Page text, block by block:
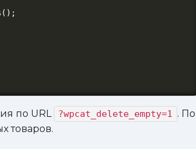
по URL ?wpcat_delete_empty=1 . По
товаров.